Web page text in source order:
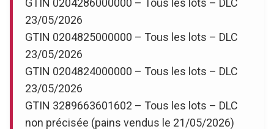
GTIN 0204286000000 – Tous les lots – DLC
23/05/2026
GTIN 0204825000000 – Tous les lots – DLC
23/05/2026
GTIN 0204824000000 – Tous les lots – DLC
23/05/2026
GTIN 3289663601602 – Tous les lots – DLC
non précisée (pains vendus le 21/05/2026)